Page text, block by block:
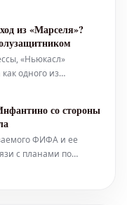
системы VAR
таблицу
из «Марселя»?
«Ньюкасл»
одного из
Английский клуб
за со стороны
ФИФА и ее
с планами по
мира,